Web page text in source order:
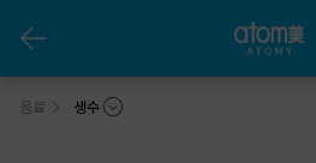
음료 생수
애터미 해양심층수 500ml (20ea)